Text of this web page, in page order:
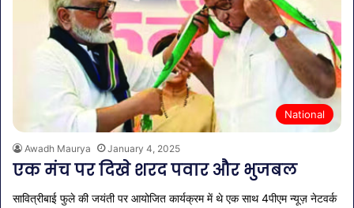
National
Awadh Maurya January 4, 2025
एक मंच पर दिखे शरद पवार और भुजबल
सावित्रीबाई फुले की जयंती पर आयोजित कार्यक्रम में थे एक साथ 4पीएम न्यूज़ नेटवर्क